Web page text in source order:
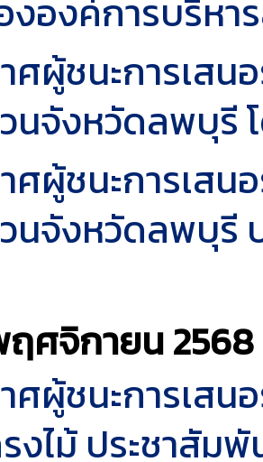
องค์การบริหาร
ศผู้ชนะการเส
นจังหวัดลพบุรี โ
ศผู้ชนะการเส
นจังหวัดลพบุรี
ศจิกายน2568
ศผู้ชนะการเสน
งไม้ ประชาสัม